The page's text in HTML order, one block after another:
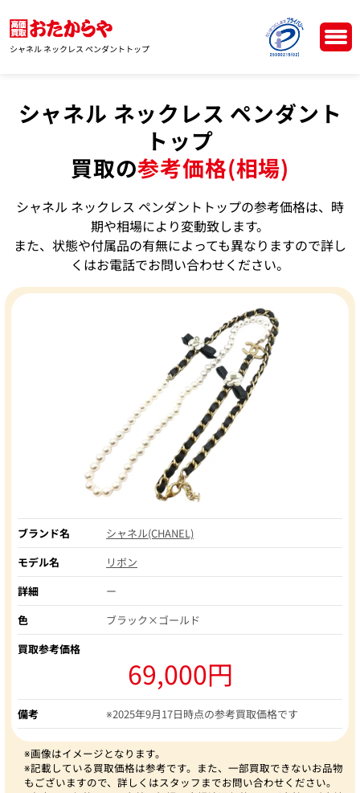
シャネル ネックレス ペンダントトップ
シャネル ネックレス ペンダント
トップ
買取の参考価格(相場)
シャネル ネックレス ペンダントトップの参考価格は、時
期や相場により変動致します。
また、状態や付属品の有無によっても異なりますので詳し
くはお電話でお問い合わせください。
ブランド名
シャネル(CHANEL)
モデル名
リボン
詳細
ー
色
ブラック×ゴールド
買取参考価格
69,000円
備考 ※2025年9月17日時点の参考買取価格です
※画像はイメージとなります。
※記載している買取価格は参考です。また、一部買取できないお品物
もございますので、詳しくはスタッフまでお問い合わせください。